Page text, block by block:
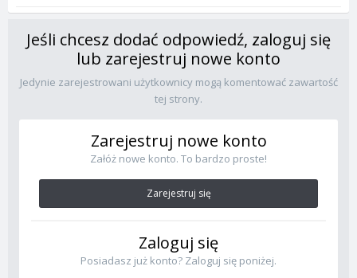
Jeśli chcesz dodać odpowiedź, zaloguj się
lub zarejestruj nowe konto
Jedynie zarejestrowani użytkownicy mogą komentować zawartość
tej strony.
Zarejestruj nowe konto
Załóż nowe konto. To bardzo proste!
Zarejestruj się
Zaloguj się
Posiadasz już konto? Zaloguj się poniżej.